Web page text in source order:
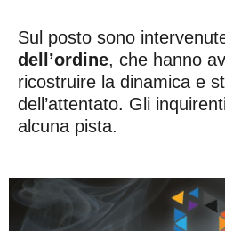
Sul posto sono
dell’ordine, che hanno
ricostruire la dinamica e
dell’attentato. Gli
alcuna pista.